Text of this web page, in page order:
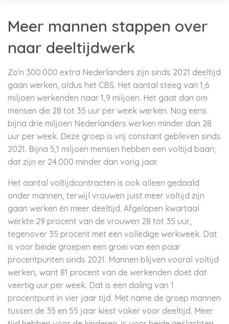
Meer mannen stappen over
naar deeltijdwerk
Zo'n 300.000 extra Nederlanders zijn sinds 2021 deeltijd
gaan werken, aldus het CBS. Het aantal steeg van 1,6
miljoen werkenden naar 1,9 miljoen. Het gaat dan om
mensen die 28 tot 35 uur per week werken. Nog eens
bijna drie miljoen Nederlanders werken minder dan 28
uur per week. Deze groep is vrij constant gebleven sinds
2021. Bijna 5,1 miljoen mensen hebben een voltijd baan;
dat zijn er 24.000 minder dan vorig jaar.
Het aantal voltijdcontracten is ook alleen gedaald
onder mannen, terwijl vrouwen juist meer voltijd zijn
gaan werken én meer deeltijd. Afgelopen kwartaal
werkte 29 procent van de vrouwen 28 tot 35 uur,
tegenover 35 procent met een volledige werkweek. Dat
is voor beide groepen een groei van een paar
procentpunten sinds 2021. Mannen blijven vooral voltijd
werken, want 81 procent van de werkenden doet dat
veertig uur per week. Dat is een daling van 1
procentpunt in vier jaar tijd. Met name de groep mannen
tussen de 35 en 55 jaar kiest vaker voor deeltijd. Meer